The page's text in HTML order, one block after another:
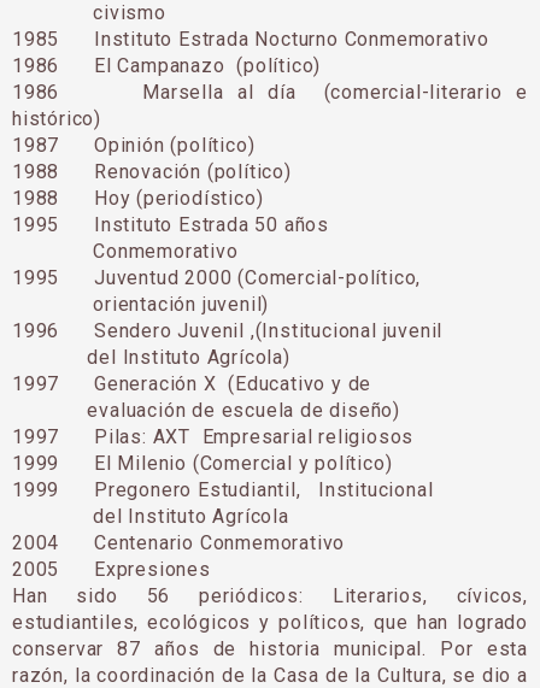
civismo
1985 Instituto Estrada Nocturno Conmemorativo
1986 El Campanazo (político)
1986 Marsella al día (comercial-literario e
histórico)
1987 Opinión (político)
1988 Renovación (político)
1988 Hoy (periodístico)
1995 Instituto Estrada 50 años
Conmemorativo
1995 Juventud 2000 (Comercial-político,
orientación juvenil)
1996 Sendero Juvenil ,(Institucional juvenil
del Instituto Agrícola)
1997 Generación X (Educativo y de
evaluación de escuela de diseño)
1997 Pilas: AXT Empresarial religiosos
1999 El Milenio (Comercial y político)
1999 Pregonero Estudiantil, Institucional
del Instituto Agrícola
2004 Centenario Conmemorativo
2005 Expresiones
Han sido 56 periódicos: Literarios, cívicos,
estudiantiles, ecológicos y polí­ticos, que han logrado
conservar 87 años de historia municipal. Por esta
razón, la coordinación de la Casa de la Cultura, se dio a